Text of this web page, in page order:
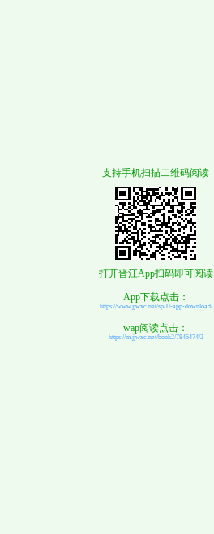
支持手机扫描二维码阅读
打开晋江App扫码即可阅读
App下载点击：
https://www.jjwxc.net/sp/JJ-app-download/
wap阅读点击：
https://m.jjwxc.net/book2/7845474/2